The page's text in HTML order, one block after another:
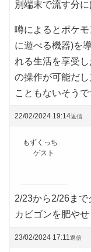
別端末で流す分
噂によるとポケ
に遊べる機器)を
れる生活を享受
の操作が可能だ
こともないそうで
22/02/2024 19:14返信
もずくっち
ゲスト
2/23から2/26まで
カビゴンを肥やせ
23/02/2024 17:11返信